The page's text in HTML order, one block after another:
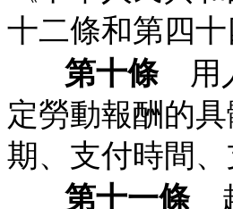
十二條和第四
第十條用
定勞動報酬的
期、支付時間
第十一條超